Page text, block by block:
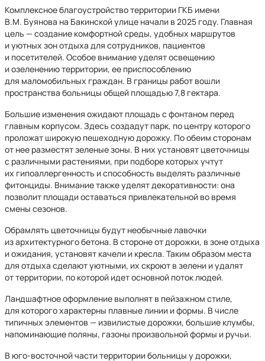
Комплексное благоустройство территории ГКБ имени
В.М. Буянова на Бакинской улице начали в 2025 году. Главная
цель — создание комфортной среды, удобных маршрутов
и уютных зон отдыха для сотрудников, пациентов
и посетителей. Особое внимание уделят освещению
и озеленению территории, ее приспособлению
для маломобильных граждан. В границы работ вошли
пространства больницы общей площадью 7,8 гектара.
Большие изменения ожидают площадь с фонтаном перед
главным корпусом. Здесь создадут парк, по центру которого
проложат широкую пешеходную дорожку. По обеим сторонам
от нее разместят зеленые зоны. В них установят цветочницы
с различными растениями, при подборе которых учтут
их гипоаллергенность и способность выделять различные
фитонциды. Внимание также уделят декоративности: она
позволит площади оставаться привлекательной во время
смены сезонов.
Обрамлять цветочницы будут необычные лавочки
из архитектурного бетона. В стороне от дорожки, в зоне отдыха
и ожидания, установят качели и кресла. Таким образом места
для отдыха сделают уютными, их скроют в зелени и удалят
от территории, по которой идет основной поток людей.
Ландшафтное оформление выполнят в пейзажном стиле,
для которого характерны плавные линии и формы. В числе
типичных элементов — извилистые дорожки, большие клумбы,
напоминающие поляны, газоны произвольной формы и ручьи.
В юго-восточной части территории больницы у дорожки,